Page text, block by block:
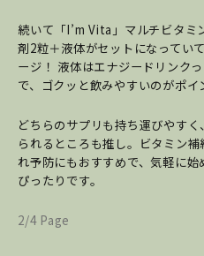
続いて「I’m Vita」マルチビタミ
剤2粒＋液体がセットになってい
ージ！ 液体はエナジードリンク
で、ゴクッと飲みやすいのがポイ
どちらのサプリも持ち運びやす
られるところも推し。ビタミン
れ予防にもおすすめで、気軽に
ぴったりです。
2/4 Page